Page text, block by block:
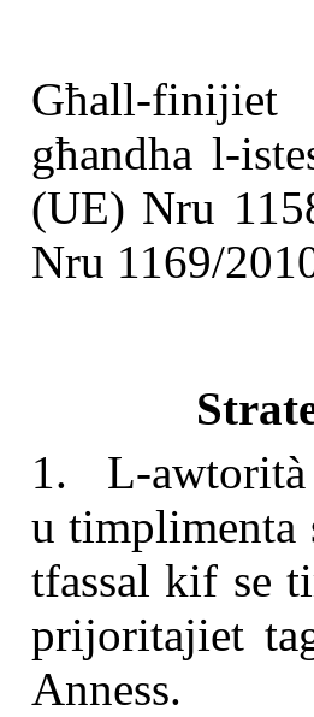
Għall-finijiet
għandha l-
(UE) Nru
Nru 1169/
1. L-awtorità
u timplimenta
tfassal kif se
prijoritajiet
Anness.